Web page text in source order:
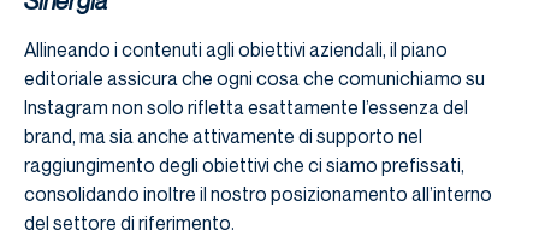
Allineando i contenuti agli obiettivi aziendali, il piano
editoriale assicura che ogni cosa che comunichiamo su
Instagram non solo rifletta esattamente l’essenza del
brand, ma sia anche attivamente di supporto nel
raggiungimento degli obiettivi che ci siamo prefissati,
consolidando inoltre il nostro posizionamento all’interno
del settore di riferimento.